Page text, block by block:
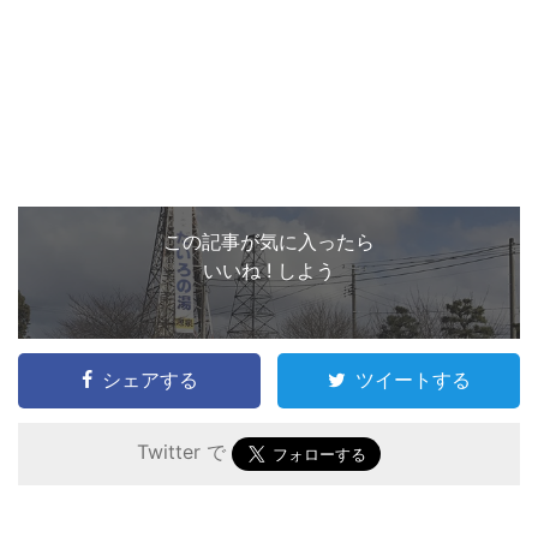
この記事が気に入ったら
いいね ! しよう
シェアする ツイートする
Twitter で